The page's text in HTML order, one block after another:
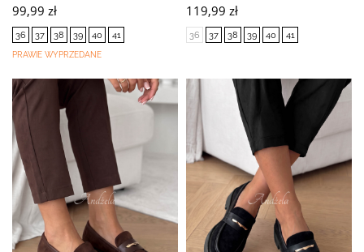
99,99 zł
36 37 38 39 40 41
PRAWIE WYPRZEDANE
119,99 zł
36 37 38 39 40 41